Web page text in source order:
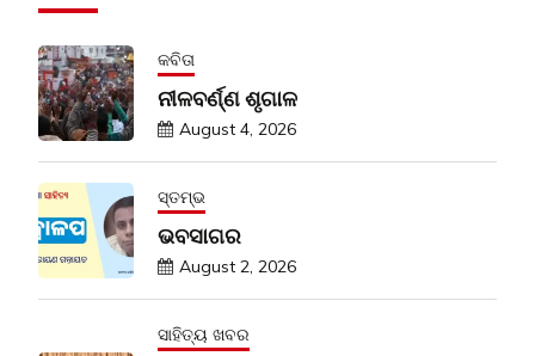
କବିତା
ନୀଳବର୍ଣ୍ଣ ଶୃଗାଳ
August 4, 2026
ସ୍ତମ୍ଭ
ଭବସାଗର
August 2, 2026
ସାହିତ୍ୟ ଖବର